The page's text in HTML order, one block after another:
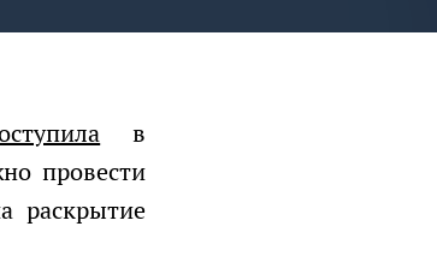
в
провести
раскрытие